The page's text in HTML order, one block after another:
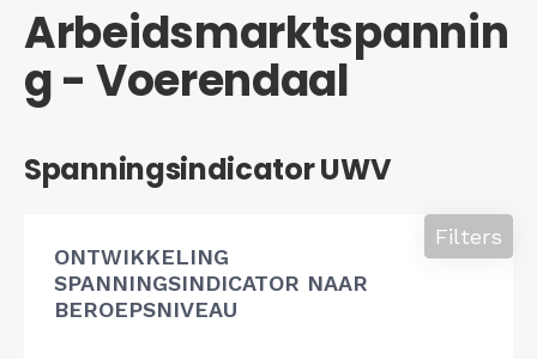
Arbeidsmarktspannin
g - Voerendaal
Spanningsindicator UWV
ONTWIKKELING
SPANNINGSINDICATOR NAAR
BEROEPSNIVEAU
Filters